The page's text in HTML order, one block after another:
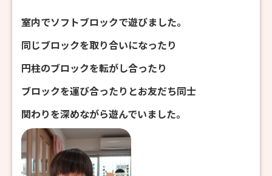
室内でソフトブロックで遊びました。
同じブロックを取り合いになったり
円柱のブロックを転がし合ったり
ブロックを運び合ったりとお友だち同士
関わりを深めながら遊んでいました。